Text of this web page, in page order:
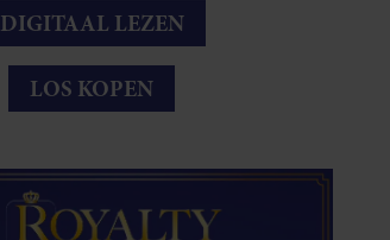
DIGITAAL LEZEN
LOS KOPEN